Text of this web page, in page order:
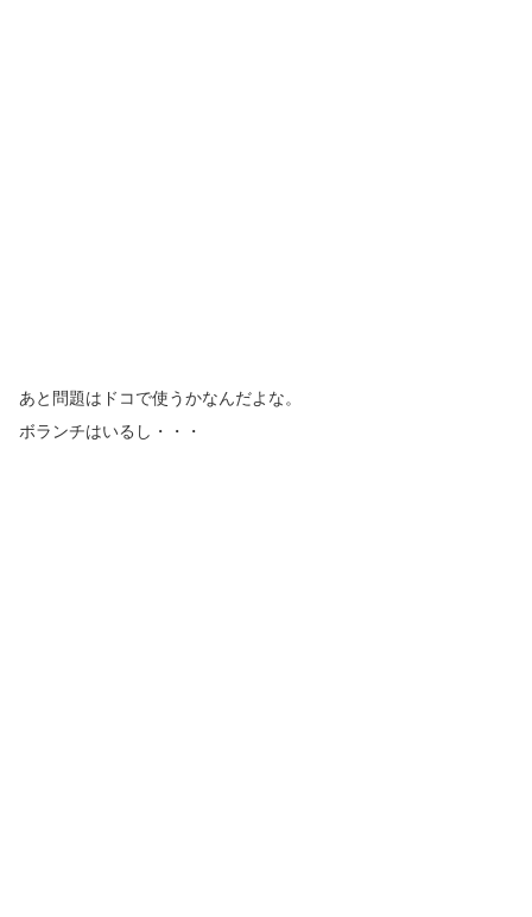
あと問題はドコで使うかなんだよな。
ボランチはいるし・・・